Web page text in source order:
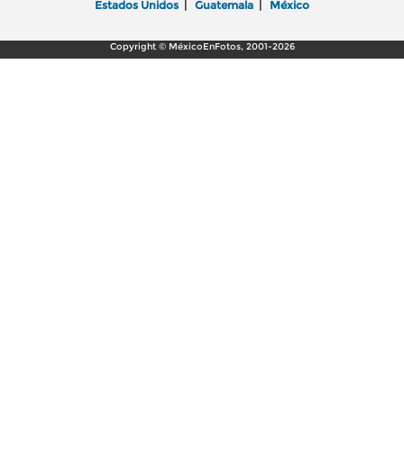
Estados Unidos | Guatemala | México
Copyright © MéxicoEnFotos, 2001-2026